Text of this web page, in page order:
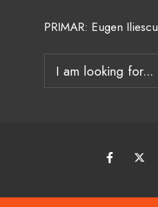
PRIMAR: Eugen Iliescu
for: